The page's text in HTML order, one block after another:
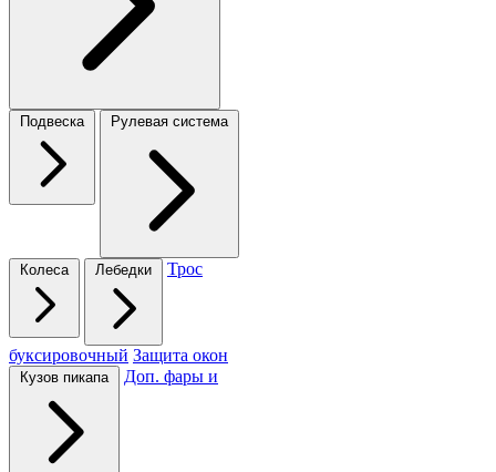
Подвеска Рулевая система
Колеса Лебедки Трос
буксировочный Защита окон
Кузов пикапа Доп. фары и